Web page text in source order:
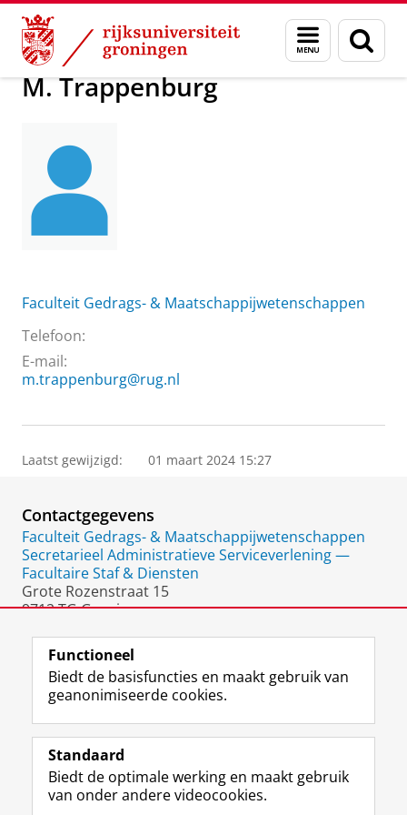
Skip
Content
Skip
Navigation
Menu
en
zoeken
Over ons M. Trappenburg
M. Trappenburg
Faculteit Gedrags- & Maatschappijwetenschappen
Telefoon:
E-mail:
m.trappenburg@rug.nl
Laatst gewijzigd: 01 maart 2024 15:27
Contactgegevens
Faculteit Gedrags- & Maatschappijwetenschappen
Secretarieel Administratieve Serviceverlening —
Facultaire Staf & Diensten
Grote Rozenstraat 15
9712 TG Groningen
Volg de RUG
F
a
e
b
L
i
k
e
R
S
-
f
I
n
t
Y
o
T
Studiekiezers
Functioneel
Biedt de basisfuncties en maakt gebruik van
geanonimiseerde cookies.
Standaard
Biedt de optimale werking en maakt gebruik
van onder andere videocookies.